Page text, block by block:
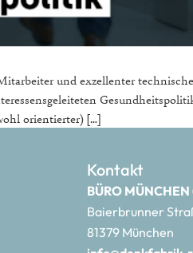
und exzellenter
orientierter) […]
Kontakt
BÜRO MÜNCHEN
Baierbrunner
81379 München